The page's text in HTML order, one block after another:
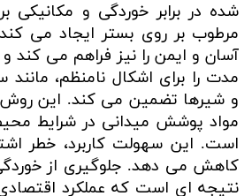
شده در برابر خوردگی و مکانیکی
مرطوب بر روی بستر ایجاد می
آسان و ایمن را نیز فراهم می کند
مدت را برای اشکال نامنظم، مانند
و شیرها تضمین می کند. این روش،
مواد پوشش میدانی در شرایط
است. این سهولت کاربرد، خطر
کاهش می دهد. جلوگیری از
نتیجه ای است که عملکرد